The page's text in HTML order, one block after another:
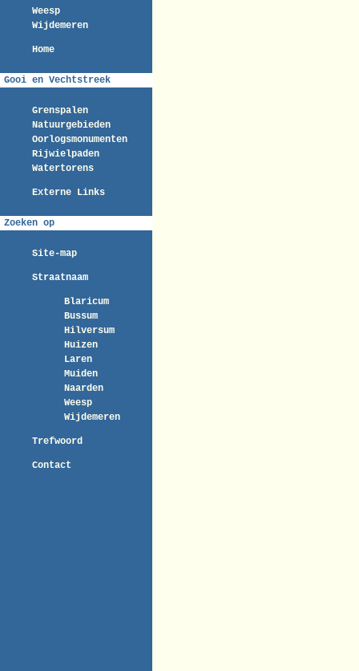
Weesp
Wijdemeren
Home
Gooi en Vechtstreek
Grenspalen
Natuurgebieden
Oorlogsmonumenten
Rijwielpaden
Watertorens
Externe Links
Zoeken op
Site-map
Straatnaam
Blaricum
Bussum
Hilversum
Huizen
Laren
Muiden
Naarden
Weesp
Wijdemeren
Trefwoord
Contact